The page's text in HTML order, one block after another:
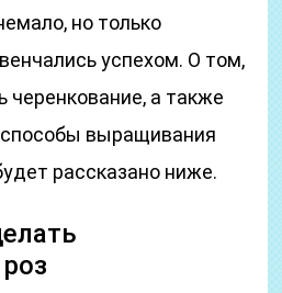
но только
успехом. О том,
черенкование, а также
выращивания
рассказано ниже.